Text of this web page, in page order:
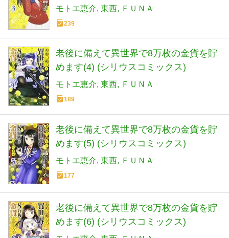
モトエ恵介 東西 ＦＵＮＡ
239
老後に備えて異世界で8万枚の金貨を貯
めます(4) (シリウスコミックス)
モトエ恵介 東西 ＦＵＮＡ
189
老後に備えて異世界で8万枚の金貨を貯
めます(5) (シリウスコミックス)
モトエ恵介 東西 ＦＵＮＡ
177
老後に備えて異世界で8万枚の金貨を貯
めます(6) (シリウスコミックス)